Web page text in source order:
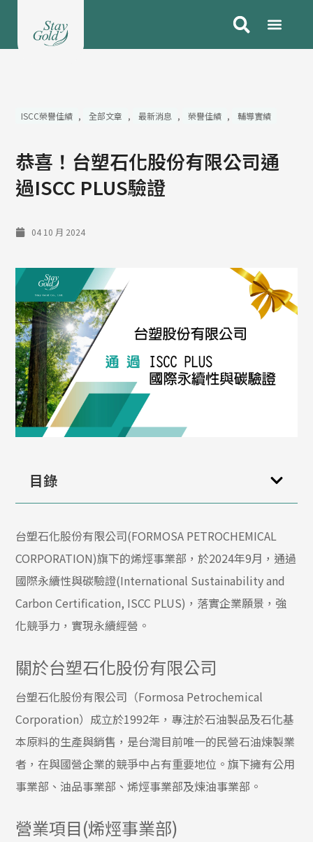
ISCC榮譽佳績 , 全部文章 , 最新消息 , 榮譽佳績 , 輔導實績
恭喜！台塑石化股份有限公司通
過ISCC PLUS驗證
04 10 月 2024
目錄
台塑石化股份有限公司(FORMOSA PETROCHEMICAL
CORPORATION)旗下的烯烴事業部，於2024年9月，通過
國際永續性與碳驗證(International Sustainability and
Carbon Certification, ISCC PLUS)，落實企業願景，強
化競爭力，實現永續經營。
關於台塑石化股份有限公司
台塑石化股份有限公司（Formosa Petrochemical
Corporation）成立於1992年，專注於石油製品及石化基
本原料的生產與銷售，是台灣目前唯一的民營石油煉製業
者，在與國營企業的競爭中占有重要地位。旗下擁有公用
事業部、油品事業部、烯烴事業部及煉油事業部。
營業項目(烯烴事業部)